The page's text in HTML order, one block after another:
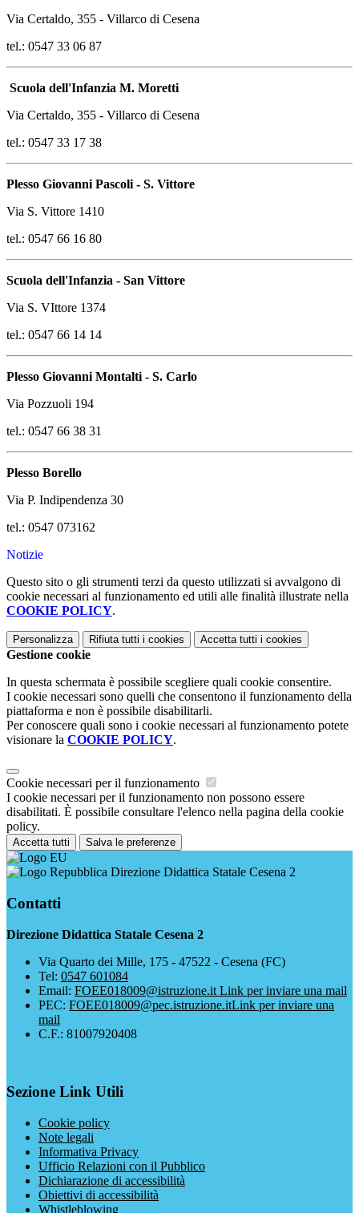
Via Certaldo, 355 - Villarco di Cesena
tel.: 0547 33 06 87
Scuola dell'Infanzia M. Moretti
Via Certaldo, 355 - Villarco di Cesena
tel.: 0547 33 17 38
Plesso Giovanni Pascoli - S. Vittore
Via S. Vittore 1410
tel.: 0547 66 16 80
Scuola dell'Infanzia - San Vittore
Via S. VIttore 1374
tel.: 0547 66 14 14
Plesso Giovanni Montalti - S. Carlo
Via Pozzuoli 194
tel.: 0547 66 38 31
Plesso Borello
Via P. Indipendenza 30
tel.: 0547 073162
Notizie
Questo sito o gli strumenti terzi da questo utilizzati si avvalgono di
cookie necessari al funzionamento ed utili alle finalità illustrate nella
COOKIE POLICY.
Personalizza Rifiuta tutti i cookies Accetta tutti i cookies
Gestione cookie
In questa schermata è possibile scegliere quali cookie consentire.
I cookie necessari sono quelli che consentono il funzionamento della
piattaforma e non è possibile disabilitarli.
Per conoscere quali sono i cookie necessari al funzionamento potete
visionare la COOKIE POLICY.
Cookie necessari per il funzionamento
I cookie necessari per il funzionamento non possono essere
disabilitati. È possibile consultare l'elenco nella pagina della cookie
policy.
Accetta tutti Salva le preferenze
Direzione Didattica Statale Cesena 2
Contatti
Direzione Didattica Statale Cesena 2
Via Quarto dei Mille, 175 - 47522 - Cesena (FC)
Tel: 0547 601084
Email: FOEE018009@istruzione.it Link per inviare una mail
PEC: FOEE018009@pec.istruzione.itLink per inviare una
mail
C.F.: 81007920408
Sezione Link Utili
Cookie policy
Note legali
Informativa Privacy
Ufficio Relazioni con il Pubblico
Dichiarazione di accessibilità
Obiettivi di accessibilità
Whistleblowing